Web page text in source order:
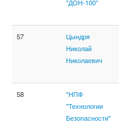
"ДОН-100"
57
Цындря
Николай
Николаевич
58
"НПФ
"Технологии
Безопасности"